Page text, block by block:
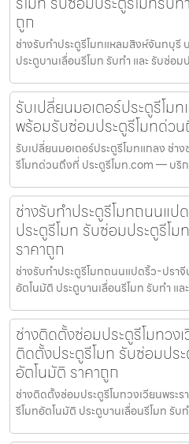
ถูก
ช่างรับทำประตูรีโมทแหลมสิงห์จันทบุรี
ประตูบานเลื่อนรีโมท รับทำ และ รับซ่อม
รับเปลี่ยนมอเตอร์ประตูรีโม
พร้อมรับซ่อมประตูรีโมทด่ว
รับเปลี่ยนมอเตอร์ประตูรีโมทแกลง ช่า
รีโมทด่วนถึงที่ ประตูรีโมท.com — บริ
ช่างรับทำประตูรีโมทถนนแ
ประตูรีโมท รับซ่อมประตูรีโ
ราคาถูก
ช่างรับทำประตูรีโมทถนนแปดริ้ว-ปรา
อัตโนมัติ ประตูบานเลื่อนรีโมท รับทำ แล
ช่างติดตั้งซ่อมประตูรีโมทวง
ติดตั้งประตูรีโมท รับซ่อมปร
อัตโนมัติ ราคาถูก
ช่างติดตั้งซ่อมประตูรีโมทวงเวียนพระ
รีโมทอัตโนมัติ ประตูบานเลื่อนรีโมท รับ